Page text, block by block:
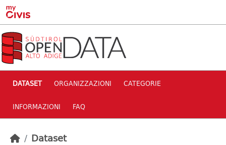
Skip to main content
DATASET ORGANIZZAZIONI CATEGORIE
INFORMAZIONI FAQ
Dataset